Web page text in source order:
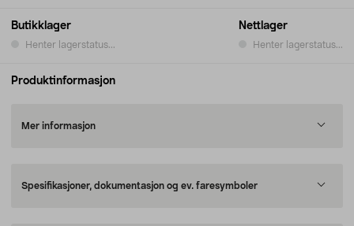
Butikklager
Henter lagerstatus...
Nettlager
Henter lagerstatus...
Produktinformasjon
Mer informasjon
Spesifikasjoner, dokumentasjon og ev. faresymboler